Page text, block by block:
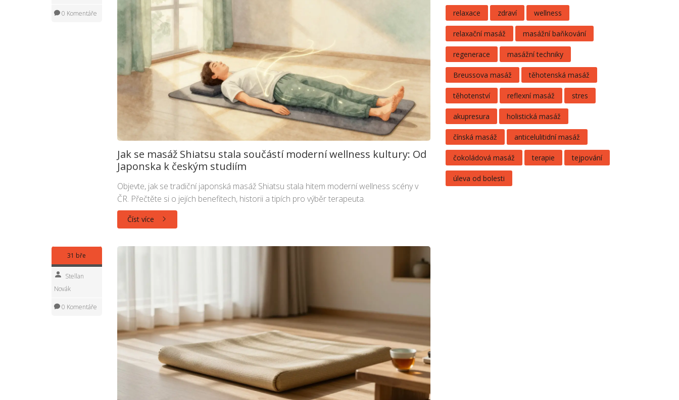
0 Komentáře
Jak se masáž Shiatsu stala součástí moderní wellness kultury: Od
Japonska k českým studiím
Objevte, jak se tradiční japonská masáž Shiatsu stala hitem moderní wellness scény v
ČR. Přečtěte si o jejích benefitech, historii a tipích pro výběr terapeuta.
Číst více
31 bře
Stellan
Novák
0 Komentáře
relaxace zdraví wellness
relaxační masáž masážní baňkování
regenerace masážní techniky
Breussova masáž těhotenská masáž
těhotenství reflexní masáž stres
akupresura holistická masáž
čínská masáž anticelulitidní masáž
čokoládová masáž terapie tejpování
úleva od bolesti